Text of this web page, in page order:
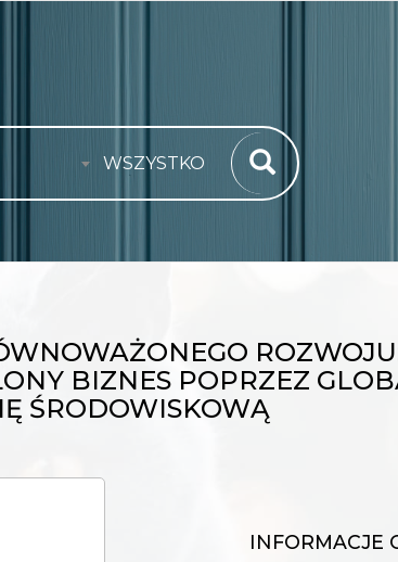
WSZYSTKO
BIZNES POPRZEZ
ŚRODOWISKOWĄ
INFORMACJE